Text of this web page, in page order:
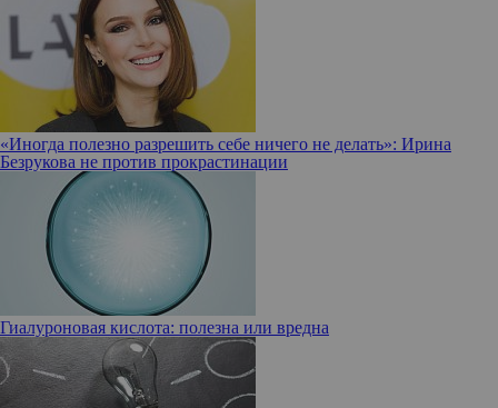
«Иногда полезно разрешить себе ничего не делать»: Ирина
Безрукова не против прокрастинации
Гиалуроновая кислота: полезна или вредна